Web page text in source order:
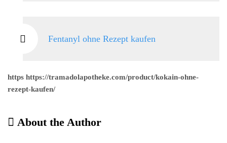
Fentanyl ohne Rezept kaufen
https https://tramadolapotheke.com/product/kokain-ohne-
rezept-kaufen/
About the Author